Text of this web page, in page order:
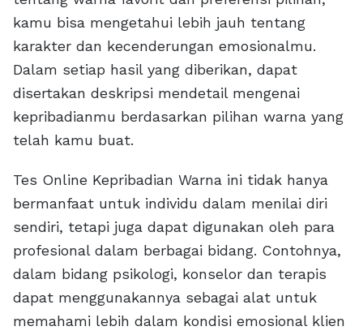
kamu bisa mengetahui lebih jauh tentang
karakter dan kecenderungan emosionalmu.
Dalam setiap hasil yang diberikan, dapat
disertakan deskripsi mendetail mengenai
kepribadianmu berdasarkan pilihan warna yang
telah kamu buat.
Tes Online Kepribadian Warna ini tidak hanya
bermanfaat untuk individu dalam menilai diri
sendiri, tetapi juga dapat digunakan oleh para
profesional dalam berbagai bidang. Contohnya,
dalam bidang psikologi, konselor dan terapis
dapat menggunakannya sebagai alat untuk
memahami lebih dalam kondisi emosional klien